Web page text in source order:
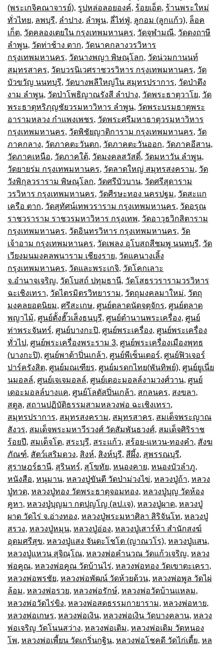
(พระเกจิคณาจารย์), รูปหล่อลอยองค์, ร้อยเอ็ด, ร้านพระใหม่
ทั่วไทย, ลพบุรี, ลำปาง, ลำพูน, ลี่ไท่ฟู่, ลูกอม (ลูกแก้ว), ล็อค
เก็ต, วัดคลองเตยใน กรุงเทพมหานคร, วัดจุฬามณี, วัดดงฤๅษี
ลำพูน, วัดท่าช้าง ตาก, วัดนาคกลางวรวิหาร
กรุงเทพมหานคร, วัดนางพญา พิษณุโลก, วัดน่วมกานนท์
สมุทรสาคร, วัดบวรนิเวศราชวรวิหาร กรุงเทพมหานคร, วัด
บัวขวัญ นนทบุรี, วัดบางพลีใหญ่ใน สมุทรปราการ, วัดป่าตึง
งาม ลำพูน, วัดป่าโพธิญาณรังสี ลำปาง, วัดพระธาตุวาโย, วัด
พระธาตุหริภุญชัยวรมหาวิหาร ลำพูน, วัดพระบรมธาตุพระ
อารามหลวง กำแพงเพชร, วัดพระศรีมหาธาตุวรมหาวิหาร
กรุงเทพมหานคร, วัดพิชัยญาติการาม กรุงเทพมหานคร, วัด
ภาคกลาง, วัดภาคตะวันตก, วัดภาคตะวันออก, วัดภาคอีสาน,
วัดภาคเหนือ, วัดภาคใต้, วัดมงคลสวัสดิ์, วัดมหาวัน ลำพูน,
วัดยายร่ม กรุงเทพมหานคร, วัดลาดใหญ่ สมุทรสงคราม, วัด
วังพิกุลวราราม พิษณุโลก, วัดศรีบัวบาน, วัดศรีสุดาราม
วรวิหาร กรุงเทพมหานคร, วัดศีรษะทอง นครปฐม, วัดสะแก
เครือ ตาก, วัดสุทัศน์เทพวราราม กรุงเทพมหานคร, วัดอรุณ
ราชวราราม ราชวรมหาวิหาร กรุงเทพ, วัดอาวุธวิกสิตาราม
กรุงเทพมหานคร, วัดอินทรวิหาร กรุงเทพมหานคร, วัด
เจ้าอาม กรุงเทพมหานคร, วัดเพลง อุโบสถสีชมพู นนทบุรี, วัด
เวียงมนมงคลพนาราม เชียงราย, วัดแคนางเลิ้ง
กรุงเทพมหานคร, วัดและพระเกจิ, วัดโคกเลาะ
จ.อำนาจเจริญ, วัดโบสถ์ ปทุมธานี, วัดโสธรวรารามวรวิหาร
ฉะเชิงเทรา, วัดไตรมิตรวิทยาราม, วัตถุมงคลมาใหม่, วัตถุ
มงคลยอดนิยม, ศรีสะเกษ, ศูนย์ตลาดนัดจตุจักร, ศูนย์ตลาด
พญาไม้, ศูนย์ตั้งฮั๊วเส็งธนบุรี, ศูนย์ตำนานพระเครื่อง, ศูนย์
ท่าพระจันทร์, ศูนย์บางกะปิ, ศูนย์พระเครื่อง, ศูนย์พระเครื่อง
ทั่วไป, ศูนย์พระเครื่องพระราม 3, ศูนย์พระเครื่องเมืองพุทธ
(บางกะปิ), ศูนย์พาต้าปิ่นเกล้า, ศูนย์พีเซ็นเตอร์, ศูนย์ฟิวเจอร์
ปาร์ครังสิต, ศูนย์มณเฑียร, ศูนย์มรดกไทย(พันทิพย์), ศูนย์ยูเนี่ย
นมอลล์, ศูนย์เจเจมอลล์, ศูนย์เดอะมอลล์งามวงศ์วาน, ศูนย์
เดอะมอลล์บางแค, ศูนย์โลตัสปิ่นเกล้า, สกลนคร, สงขลา,
สตูล, สถานปฏิบัติธรรมสามหลวงพ่อ ฉะเชิงเทรา,
สมุทรปราการ, สมุทรสงคราม, สมุทรสาคร, สมเด็จพระญาณ
สังวร, สมเด็จพระมหาวีรวงศ์ วัดสัมพันธวงศ์, สมเด็จศิริราช
ร้อยปี, สมเด็จโต, สระบุรี, สระแก้ว, สร้อย-แหวน-ทองคำ, สังฆ
ภัณฑ์, สัตว์เสริมดวง, สิงห์, สิงห์บุรี, สีผึ้ง, สุพรรณบุรี,
สุราษฎร์ธานี, สุรินทร์, สุโขทัย, หนองคาย, หนองบัวลำภู,
หนังสือ, หนุมาน, หลวงปู่ขันตี วัดป่าม่วงไข่, หลวงปู่ถ้า, หลวง
ปู่ทวด, หลวงปู่ทอง วัดพระธาตุจอมทอง, หลวงปู่บุญ วัดห้อง
คูหา, หลวงปู่บุญมา กตปุญโญ (ลป.เจ), หลวงปู่ผาด, หลวงปู่
ผาด วัดไร่ จ.อ่างทอง, หลวงปู่พระมหาศิลา สิริจันโท, หลวงปู่
สรวง, หลวงปู่หมุน, หลวงปู่อ่อง, หลวงปู่เสาร์ห้า สำนักสงฆ์
อุดมศรีสุข, หลวงปู่แสง จันดะโชโต (ญาณวโร), หลวงปู่แสน,
หลวงปู่แหวน สุจิณฺโณ, หลวงพ่อคำนวณ วัดแก้วเจริญ, หลวง
พ่อคูณ, หลวงพ่อคูณ วัดบ้านไร่, หลวงพ่อทอง วัดเขาตะเครา,
หลวงพ่อพรชัย, หลวงพ่อพัฒน์ วัดห้วยด้วน, หลวงพ่อพูล วัดไผ่
ล้อม, หลวงพ่อรวย, หลวงพ่อรักษ์, หลวงพ่อวัดบ้านแหลม,
หลวงพ่อวัดไร่ขิง, หลวงพ่อสดธรรมกายาราม, หลวงพ่อหาย,
หลวงพ่อเกษร, หลวงพ่อเงิน, หลวงพ่อเงิน วัดบางคลาน, หลวง
พ่อเจริญ วัดโนนสว่าง, หลวงพ่อเดิม, หลวงพ่อเดิม วัดหนอง
โพ, หลวงพ่อเพี้ยน วัดเกริ่นกฐิน, หลวงพ่อโชคดี วัดไก่เตี้ย, หล